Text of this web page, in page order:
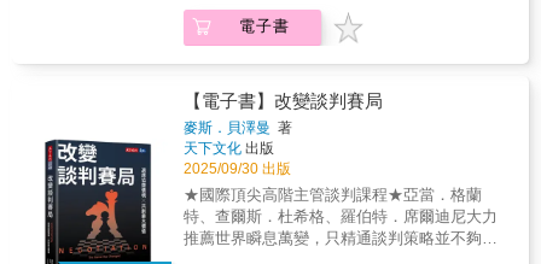
是贏家」或「準備周全就不會被嚇到」等常見
錯誤觀念。完整的準備流程：學會談判前的8大
準備工作，包括確立目標、評估實力、規劃策
「喊高價」、如何回應對手的「柔性回拒」，
以及應對對手設置的「囚籠、壓力與陷阱」。
溝通與結案：學習陳述、聆聽、發問與答覆的
技巧，以及如何優雅地讓步並達成雙贏協議。
《商務談判》可以幫我們解決：信心不足：透
過「談判能力檢測」，讓您認清現狀並提供提
升能力的具體路徑。容易情緒化：學習如何控
及職場經常可接觸到的談判案例，並搭配行家
對該等案例之詳盡解析說明，讓你學得更廣更
意」的過程。本書能幫助您從根本導正談判迷
思，將談判能力從「受蹂躪的羔羊」提升至
「卓越的談判者」。誰需要閱讀《商務談
判》？職場人士：需要向雇主要求加薪、向客
戶要求縮短票期或向供應商要求折價的業務、
採購與經營者。一般大眾：在生活中需要向父
母要求零用錢、向老師討論考試範圍，甚至與
配偶溝通的每一個人。對人際影響力有興趣
電子書
【電子書】改變談判賽局
麥斯．貝澤曼 著
天下文化 出版
2025/09/30 出版
★國際頂尖高階主管談判課程★亞當．格蘭
特、查爾斯．杜希格、羅伯特．席爾迪尼大力
推薦世界瞬息萬變，只精通談判策略並不夠精